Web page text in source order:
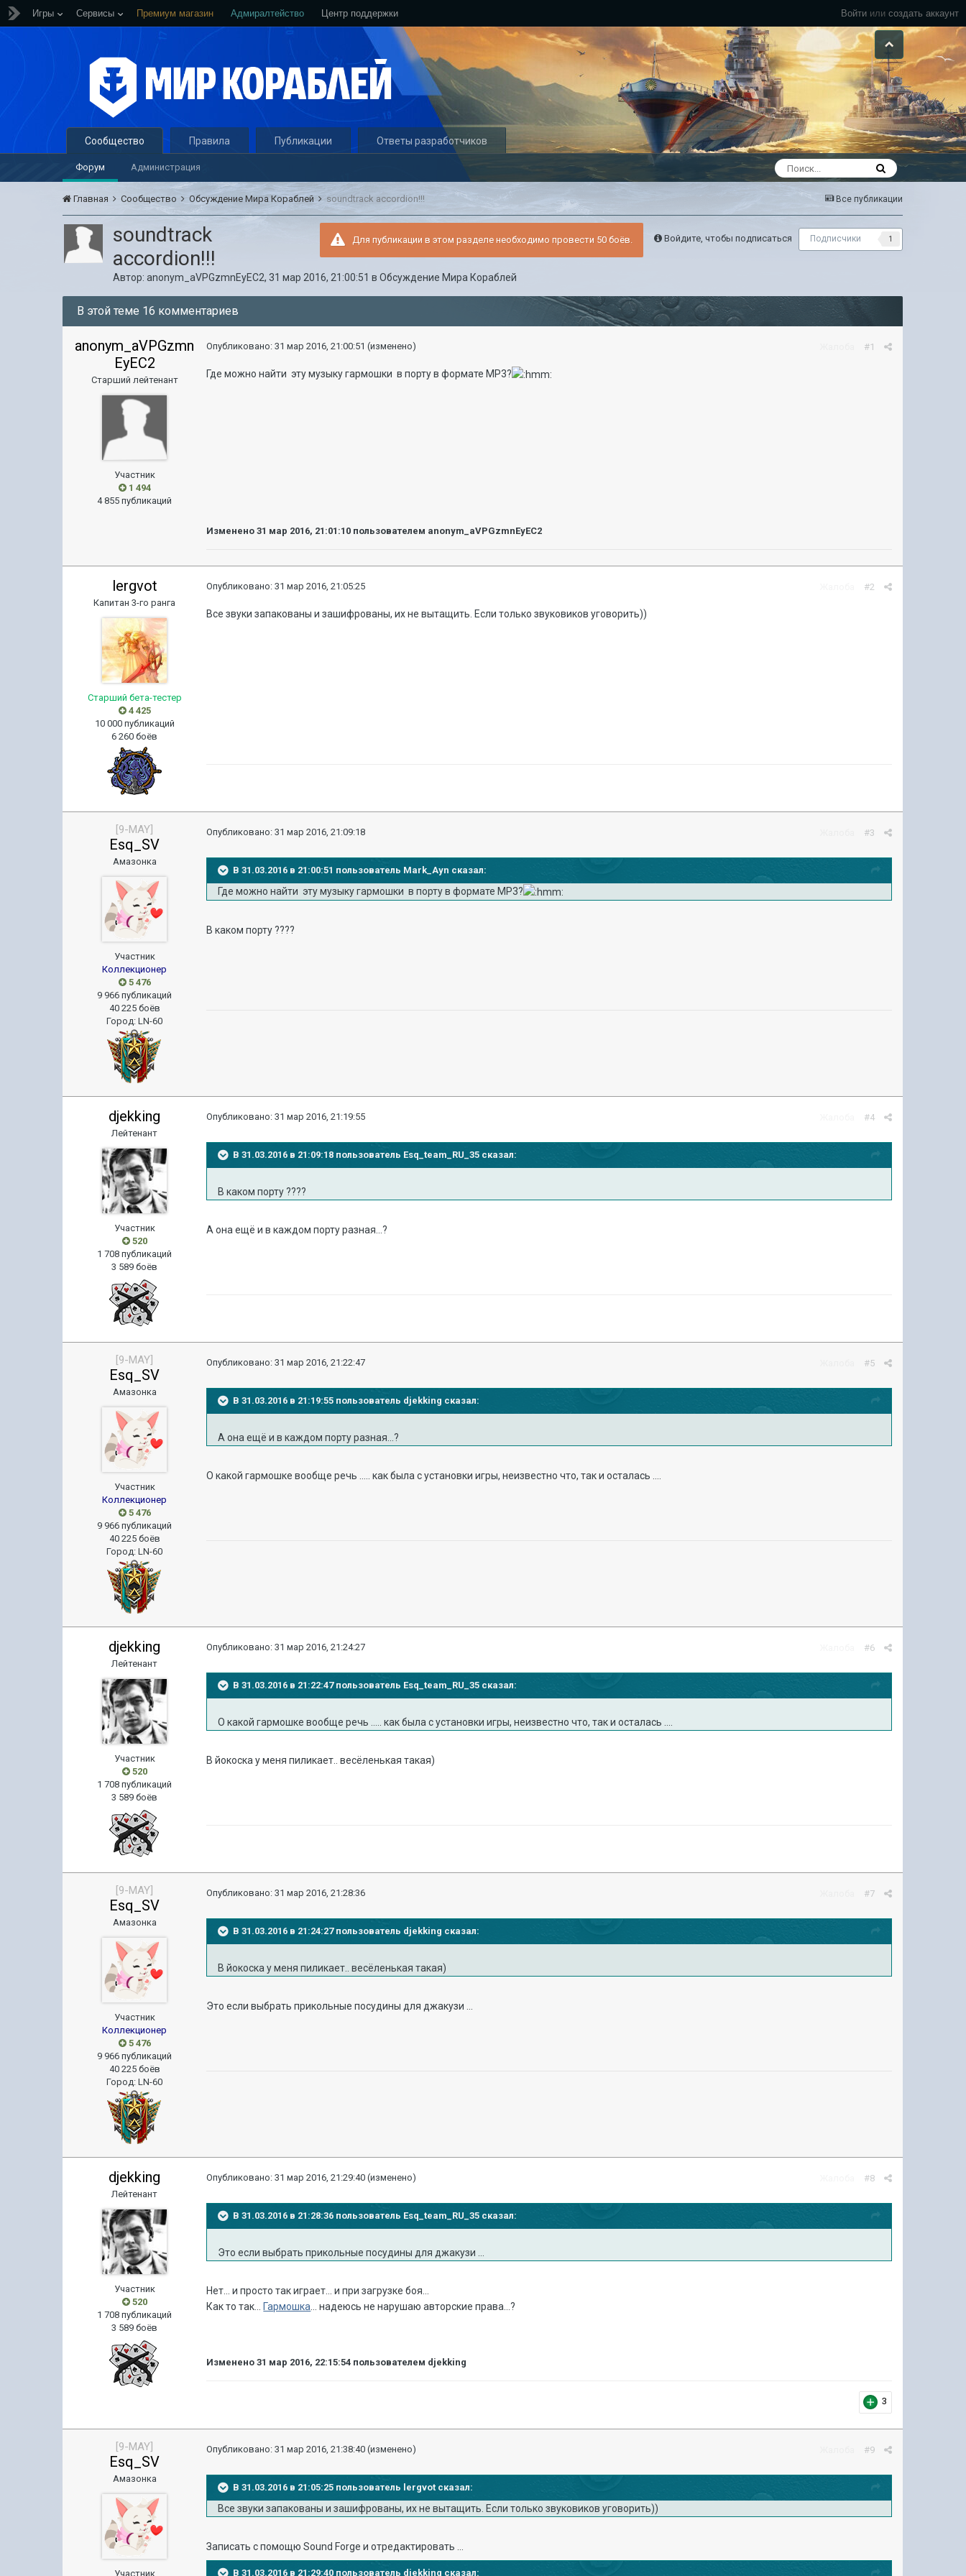
Войти или создать аккаунт
Игры Сервисы Премиум магазин Адмиралтейство Центр поддержки
Сообщество
Форум Администрация
Правила Публикации Ответы разработчиков
Все публикации
Главная Сообщество Обсуждение Мира Кораблей soundtrack accordion!!!
Войдите, чтобы подписаться Подписчики 1
Для публикации в этом разделе необходимо провести 50 боёв.
soundtrack
accordion!!!
Автор:anonym_aVPGzmnEyEC2,31 мар 2016, 21:00:51 вОбсуждение Мира Кораблей
В этой теме 16 комментариев
anonym_aVPGzmn
EyEC2
Старший лейтенант
Участник
1 494
4 855 публикаций
#1
Опубликовано:31 мар 2016, 21:00:51 (изменено)
Где можно найти эту музыку гармошки в порту в формате МР3?
Изменено31 мар 2016, 21:01:10 пользователем anonym_aVPGzmnEyEC2
lergvot
Капитан 3-го ранга
Старший бета-тестер
4 425
10 000 публикаций
6 260 боёв
#2
Опубликовано:31 мар 2016, 21:05:25
Все звуки запакованы и зашифрованы, их не вытащить. Если только звуковиков уговорить))
[9-MAY]
Esq_SV
Амазонка
Участник
Коллекционер
5 476
9 966 публикаций
40 225 боёв
Город:LN-60
#3
Опубликовано:31 мар 2016, 21:09:18
В 31.03.2016 в 21:00:51 пользователь Mark_Ayn сказал:
Где можно найти эту музыку гармошки в порту в формате МР3?
В каком порту ????
djekking
Лейтенант
Участник
520
1 708 публикаций
3 589 боёв
#4
Опубликовано:31 мар 2016, 21:19:55
В 31.03.2016 в 21:09:18 пользователь Esq_team_RU_35 сказал:
В каком порту ????
А она ещё и в каждом порту разная...?
[9-MAY]
Esq_SV
Амазонка
Участник
Коллекционер
5 476
9 966 публикаций
40 225 боёв
Город:LN-60
#5
Опубликовано:31 мар 2016, 21:22:47
В 31.03.2016 в 21:19:55 пользователь djekking сказал:
А она ещё и в каждом порту разная...?
О какой гармошке вообще речь ..... как была с установки игры, неизвестно что, так и осталась ....
djekking
Лейтенант
Участник
520
1 708 публикаций
3 589 боёв
#6
Опубликовано:31 мар 2016, 21:24:27
В 31.03.2016 в 21:22:47 пользователь Esq_team_RU_35 сказал:
О какой гармошке вообще речь ..... как была с установки игры, неизвестно что, так и осталась ....
В йокоска у меня пиликает.. весёленькая такая)
[9-MAY]
Esq_SV
Амазонка
Участник
Коллекционер
5 476
9 966 публикаций
40 225 боёв
Город:LN-60
#7
Опубликовано:31 мар 2016, 21:28:36
В 31.03.2016 в 21:24:27 пользователь djekking сказал:
В йокоска у меня пиликает.. весёленькая такая)
Это если выбрать прикольные посудины для джакузи ...
djekking
Лейтенант
Участник
520
1 708 публикаций
3 589 боёв
#8
Опубликовано:31 мар 2016, 21:29:40 (изменено)
В 31.03.2016 в 21:28:36 пользователь Esq_team_RU_35 сказал:
Это если выбрать прикольные посудины для джакузи ...
Нет... и просто так играет... и при загрузке боя...
Как то так...
Гармошка ... надеюсь не нарушаю авторские права...?
Изменено31 мар 2016, 22:15:54 пользователем djekking
3
[9-MAY]
Esq_SV
Амазонка
Участник
#9
Опубликовано:31 мар 2016, 21:38:40 (изменено)
В 31.03.2016 в 21:05:25 пользователь lergvot сказал:
Все звуки запакованы и зашифрованы, их не вытащить. Если только звуковиков уговорить))
Записать с помощю Sound Forge и отредактировать ...
В 31.03.2016 в 21:29:40 пользователь djekking сказал: